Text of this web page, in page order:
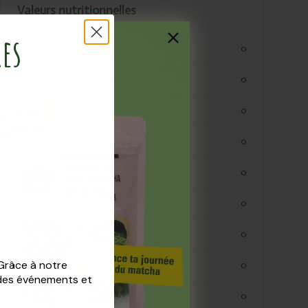
Valeurs nutritionnelles
kjoule 0
0
0
0
0
0
0
eiwitten 0
0
à notre
événements et